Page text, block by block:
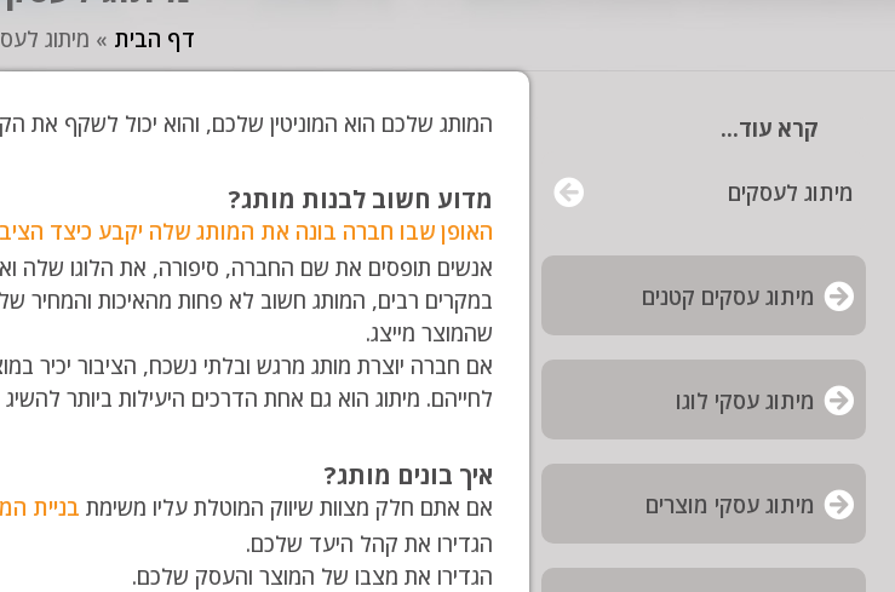
דף הבית » מיתוג
קרא עוד...
מיתוג לעסקים
מיתוג עסקים קטנים
מיתוג עסקי לוגו
מיתוג עסקי מוצרים
המותג שלכם הוא המוניטין שלכם, והוא יכול לשקף את
מדוע חשוב לבנות מותג?
האופן שבו חברה בונה את המותג שלה יקבע כיצד
אנשים תופסים את שם החברה, סיפורה, את הלוגו שלה
במקרים רבים, המותג חשוב לא פחות מהאיכות והמחיר
שהמוצר מייצג.
אם חברה יוצרת מותג מרגש ובלתי נשכח, הציבור יכיר
לחייהם. מיתוג הוא גם אחת הדרכים היעילות ביותר
איך בונים מותג?
אם אתם חלק מצוות שיווק המוטלת עליו משימת בניית
הגדירו את קהל היעד שלכם.
הגדירו את מצבו של המוצר והעסק שלכם.